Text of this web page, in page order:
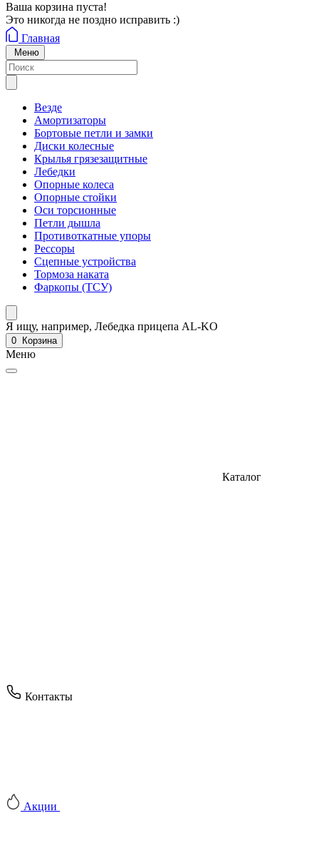
Ваша корзина пуста!
Это никогда не поздно исправить :)
Главная
Меню
Везде
Амортизаторы
Бортовые петли и замки
Диски колесные
Крылья грязезащитные
Лебедки
Опорные колеса
Опорные стойки
Оси торсионные
Петли дышла
Противоткатные упоры
Рессоры
Сцепные устройства
Тормоза наката
Фаркопы (ТСУ)
Я ищу, например, Лебедка прицепа AL-KO
0 Корзина
Меню
Каталог
Контакты
Акции